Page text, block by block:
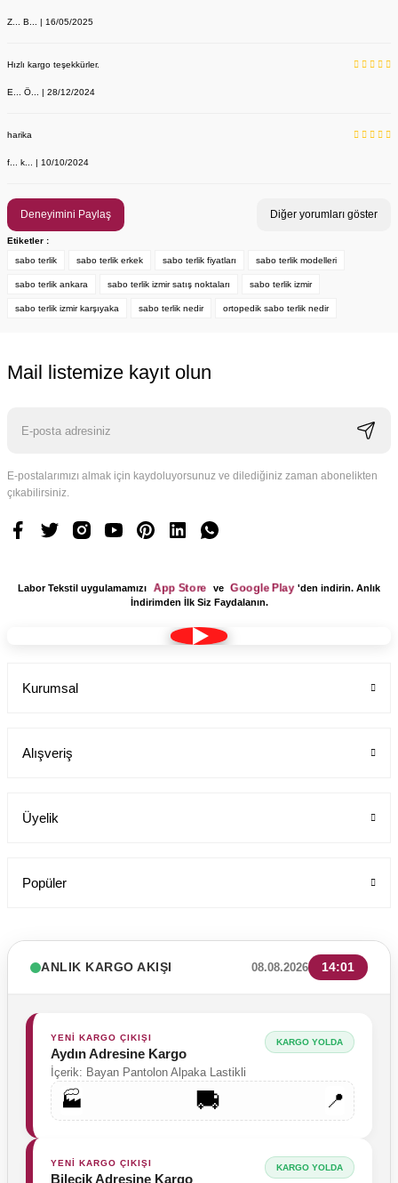
949,00 TL
LABOR Erkek Siyah Deri Sabo Terlik 210 - Anatomik Taban (Sağlık
Labor Medikal Tekstil
949,00 TL
Z... B... | 16/05/2025
Hızlı kargo teşekkürler.
E... Ö... | 28/12/2024
harika
f... k... | 10/10/2024
Deneyimini Paylaş Diğer yorumları göster
Etiketler :
sabo terlik
sabo terlik erkek sabo terlik fiyatları sabo terlik modelleri
sabo terlik ankara sabo terlik izmir satış noktaları sabo terlik izmir
sabo terlik izmir karşıyaka sabo terlik nedir ortopedik sabo terlik nedir
Mail listemize kayıt olun
E-postalarımızı almak için kaydoluyorsunuz ve dilediğiniz zaman abonelikten
çıkabilirsiniz.
Labor Tekstil uygulamamızı App Store ve Google Play 'den indirin. Anlık
İndirimden İlk Siz Faydalanın.
Kurumsal
Alışveriş
Üyelik
Popüler
ANLIK KARGO AKIŞI 08.08.2026 14:01
YENİ KARGO ÇIKIŞI
Aydın Adresine Kargo
İçerik: Bayan Pantolon Alpaka Lastikli
KARGO YOLDA
🏭 🚚 📍
YENİ KARGO ÇIKIŞI
Bilecik Adresine Kargo
KARGO YOLDA